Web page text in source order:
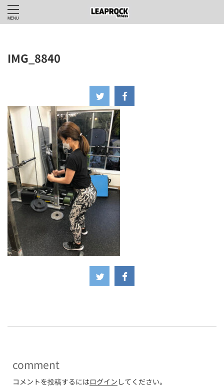
IMG_8840
comment
コメントを投稿するにはログイン してください。